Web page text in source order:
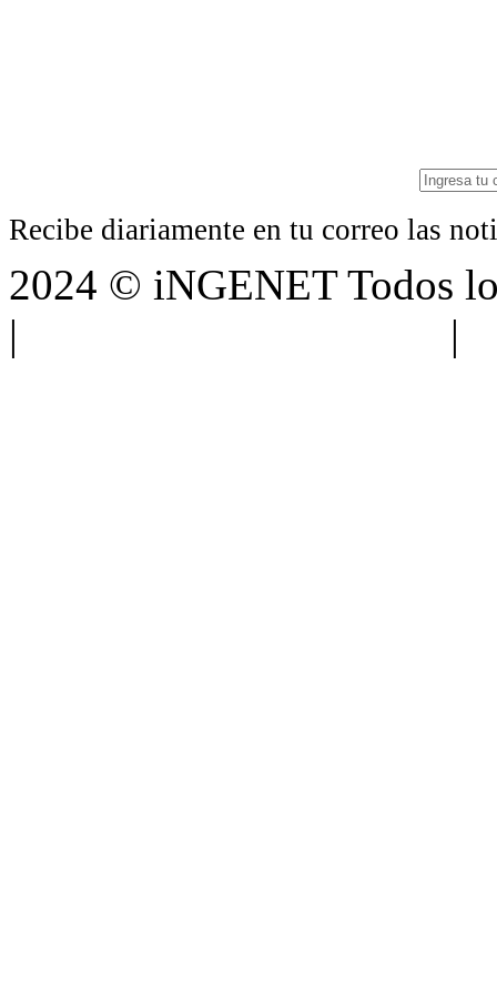
Recibe diariamente en tu correo las
2024 © iNGENET Todos
|
|